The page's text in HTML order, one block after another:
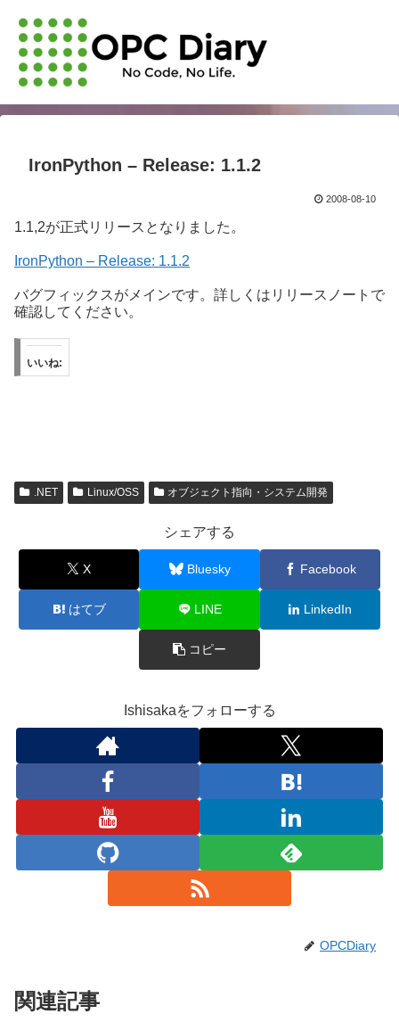
IronPython – Release: 1.1.2
2008-08-10
1.1,2が正式リリースとなりました。
IronPython – Release: 1.1.2
バグフィックスがメインです。詳しくはリリースノートで
確認してください。
いいね:
.NET Linux/OSS オブジェクト指向・システム開発
シェアする
X Bluesky Facebook
はてブ LINE LinkedIn
コピー
Ishisakaをフォローする
OPCDiary
関連記事